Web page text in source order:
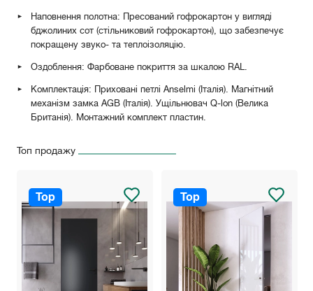
Наповнення полотна: Пресований гофрокартон у вигляді
бджолиних сот (стільниковий гофрокартон), що забезпечує
покращену звуко- та теплоізоляцію.
Оздоблення: Фарбоване покриття за шкалою RAL.
Комплектація: Приховані петлі Anselmi (Італія). Магнітний
механізм замка AGB (Італія). Ущільнювач Q-lon (Велика
Британія). Монтажний комплект пластин.
Топ продажу
Top Top